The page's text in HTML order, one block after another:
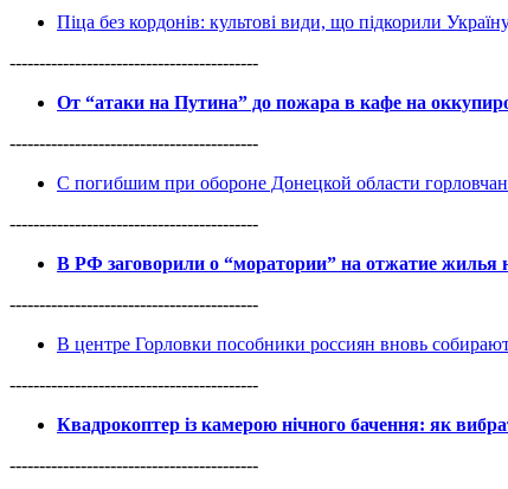
Піца без кордонів: культові види, що підкорили
------------------------------------------
От “атаки на Путина” до пожара в кафе на
------------------------------------------
С погибшим при обороне Донецкой области
------------------------------------------
В РФ заговорили о “моратории” на отжатие жилья
------------------------------------------
В центре Горловки пособники россиян вновь
------------------------------------------
Квадрокоптер із камерою нічного бачення: як
------------------------------------------